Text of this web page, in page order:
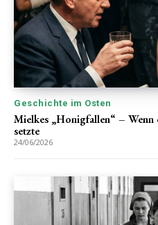
Geschichte im Osten
Mielkes „Honigfallen“ – Wenn
setzte
24/06/2026